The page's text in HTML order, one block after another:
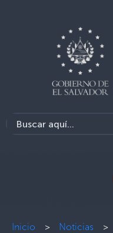
Inicio > Noticias >